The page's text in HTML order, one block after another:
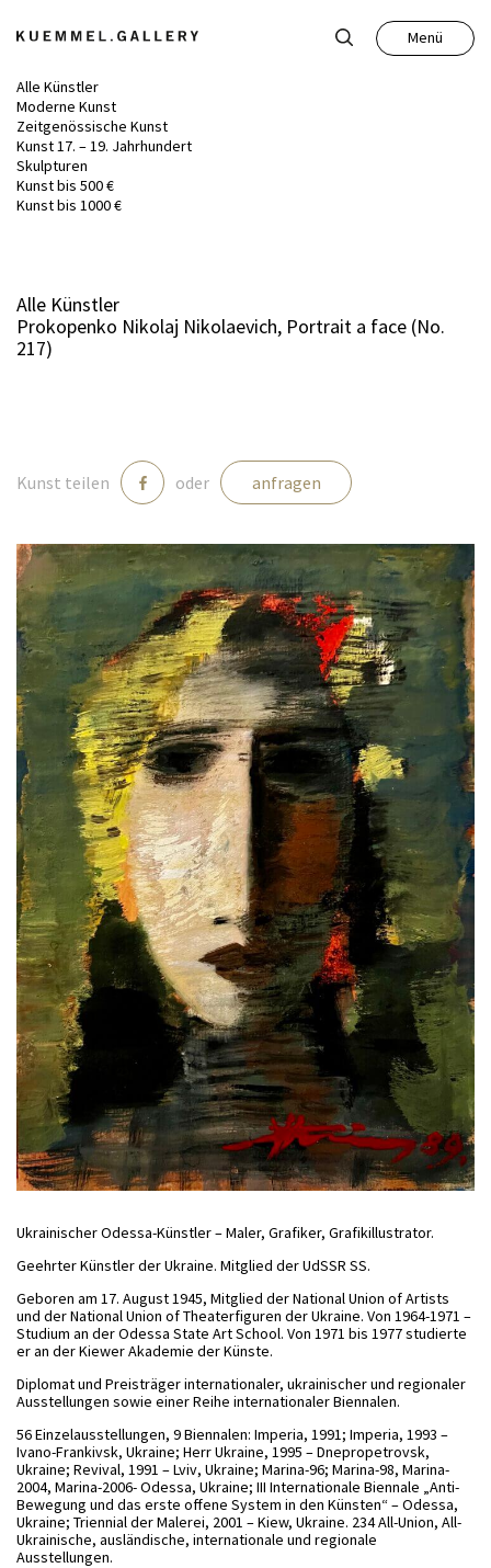
Kunst
Auktion
Über uns
Medien
Kontakt
einloggen
Menü
Alle Künstler
Moderne Kunst
Zeitgenössische Kunst
Kunst 17. – 19. Jahrhundert
Skulpturen
Kunst bis 500 €
Kunst bis 1000 €
Alle Künstler
Prokopenko Nikolaj Nikolaevich, Portrait a face (No.
217)
Kunst teilen oder anfragen
Ukrainischer Odessa-Künstler – Maler, Grafiker, Grafikillustrator.
Geehrter Künstler der Ukraine. Mitglied der UdSSR SS.
Geboren am 17. August 1945, Mitglied der National Union of Artists
und der National Union of Theaterfiguren der Ukraine. Von 1964-1971 –
Studium an der Odessa State Art School. Von 1971 bis 1977 studierte
er an der Kiewer Akademie der Künste.
Diplomat und Preisträger internationaler, ukrainischer und regionaler
Ausstellungen sowie einer Reihe internationaler Biennalen.
56 Einzelausstellungen, 9 Biennalen: Imperia, 1991; Imperia, 1993 –
Ivano-Frankivsk, Ukraine; Herr Ukraine, 1995 – Dnepropetrovsk,
Ukraine; Revival, 1991 – Lviv, Ukraine; Marina-96; Marina-98, Marina-
2004, Marina-2006- Odessa, Ukraine; III Internationale Biennale „Anti-
Bewegung und das erste offene System in den Künsten“ – Odessa,
Ukraine; Triennial der Malerei, 2001 – Kiew, Ukraine. 234 All-Union, All-
Ukrainische, ausländische, internationale und regionale
Ausstellungen.